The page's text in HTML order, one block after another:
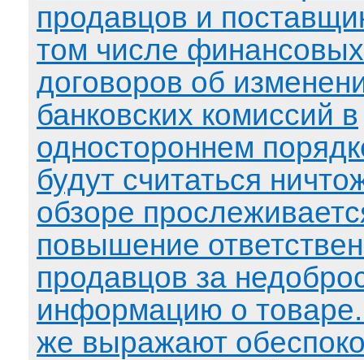
продавцов и
том числе
договоров об
банковских комиссий в
одностороннем
будут считаться
обзоре
повышение
продавцов за
информацию о
же выражают